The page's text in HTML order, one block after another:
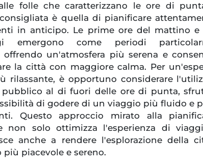
folle che caratterizzano le ore di
è quella di pianificare
in anticipo. Le prime ore del mattino
emergono come periodi
un'atmosfera più serena e
la città con maggiore calma. Per
rilassante, è opportuno considerare
pubblico al di fuori delle ore di punta,
di godere di un viaggio più fluido e
Questo approccio mirato alla
non solo ottimizza l'esperienza di
anche a rendere l'esplorazione della
piacevole e sereno.